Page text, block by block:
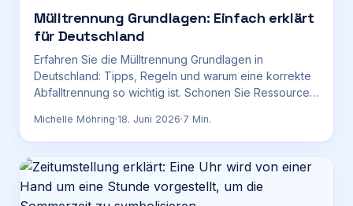
Mülltrennung Grundlagen: Einfach erklärt
für Deutschland
Erfahren Sie die Mülltrennung Grundlagen in
Deutschland: Tipps, Regeln und warum eine korrekte
Abfalltrennung so wichtig ist. Schonen Sie Ressourcen
Michelle Möhring·18. Juni 2026·7 Min.